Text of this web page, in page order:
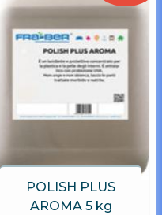
POLISH PLUS
AROMA 5 kg